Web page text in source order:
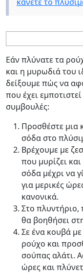
Εάν πλύνατε τα
και η μυρωδιά του
δείξουμε πώς να
που έχει
συμβουλές:
Προσθέστε μια
σόδα στο
Βρέχουμε με
που μυρίζει
σόδα μέχρι να
για μερικές
κανονικά.
Στο πλυντήριο,
θα βοηθήσει
Σε ένα κουβά
ρούχο και
σούπας αλάτι.
ώρες και